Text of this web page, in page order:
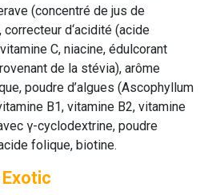
(concentré de jus de
d‘acidité (acide
C, niacine, édulcorant
de la stévia), arôme
poudre d’algues (Ascophyllum
B1, vitamine B2, vitamine
γ-cyclodextrine, poudre
folique, biotine.